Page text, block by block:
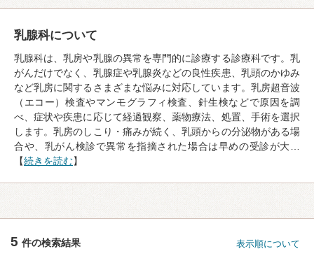
乳腺科について
乳腺科は、乳房や乳腺の異常を専門的に診療する診療科です。乳
がんだけでなく、乳腺症や乳腺炎などの良性疾患、乳頭のかゆみ
など乳房に関するさまざまな悩みに対応しています。乳房超音波
（エコー）検査やマンモグラフィ検査、針生検などで原因を調
べ、症状や疾患に応じて経過観察、薬物療法、処置、手術を選択
します。乳房のしこり・痛みが続く、乳頭からの分泌物がある場
合や、乳がん検診で異常を指摘された場合は早めの受診が大…
【続きを読む】
5 件の検索結果 表示順について